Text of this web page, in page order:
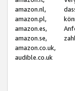
amazon.nl,
amazon.pl,
amazon.es,
amazon.se,
amazon.co.uk,
audible.co.uk